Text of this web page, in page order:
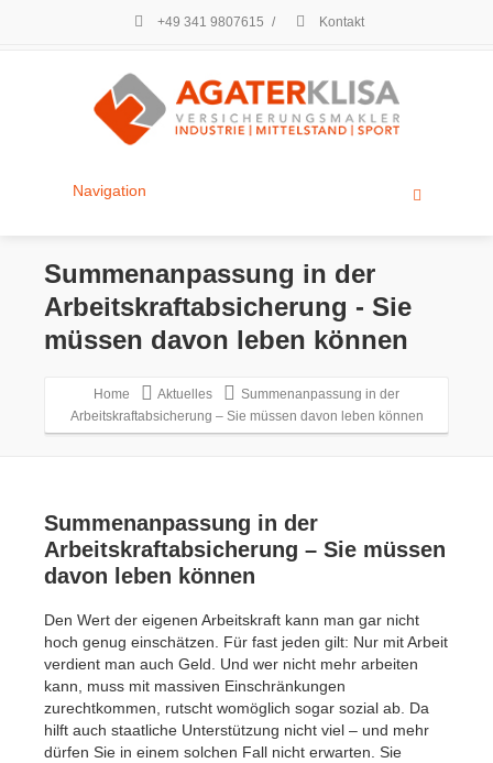
+49 341 9807615 / Kontakt
Navigation
Summenanpassung in der
Arbeitskraftabsicherung - Sie
müssen davon leben können
Home Aktuelles
Summenanpassung in der
Arbeitskraftabsicherung – Sie müssen davon leben können
Summenanpassung in der
Arbeitskraftabsicherung – Sie müssen
davon leben können
Den Wert der eigenen Arbeitskraft kann man gar nicht
hoch genug einschätzen. Für fast jeden gilt: Nur mit Arbeit
verdient man auch Geld. Und wer nicht mehr arbeiten
kann, muss mit massiven Einschränkungen
zurechtkommen, rutscht womöglich sogar sozial ab. Da
hilft auch staatliche Unterstützung nicht viel – und mehr
dürfen Sie in einem solchen Fall nicht erwarten. Sie